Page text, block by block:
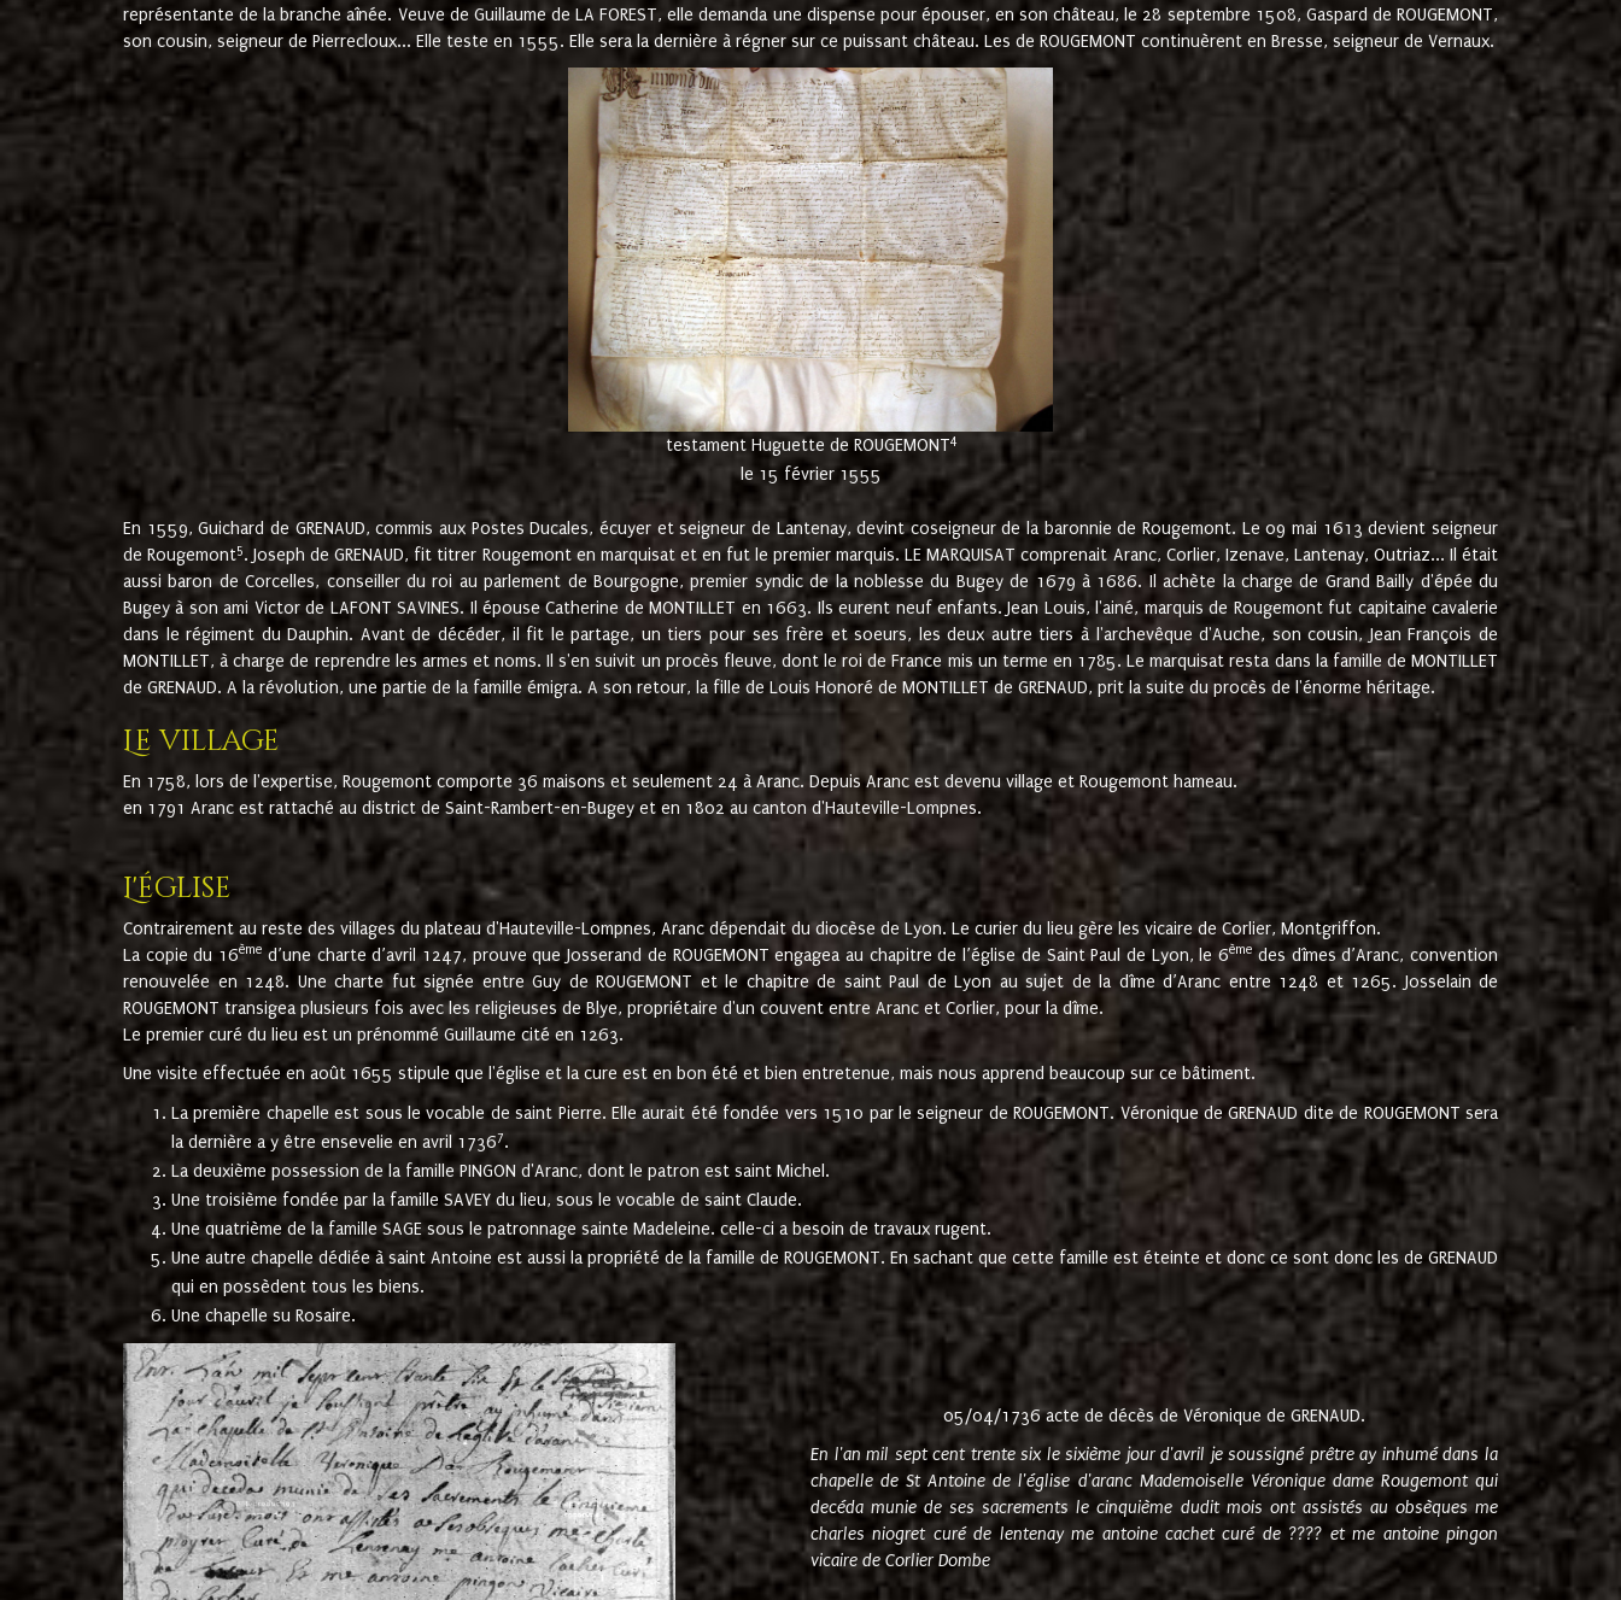
représentante de la branche aînée. Veuve de Guillaume de LA FOREST, elle demanda une dispense pour épouser, en son château, le 28 septembre 1508, Gaspard de ROUGEMONT,
son cousin, seigneur de Pierrecloux... Elle teste en 1555. Elle sera la dernière à régner sur ce puissant château. Les de ROUGEMONT continuèrent en Bresse, seigneur de Vernaux.
testament Huguette de ROUGEMONT4
le 15 février 1555
En 1559, Guichard de GRENAUD, commis aux Postes Ducales, écuyer et seigneur de Lantenay, devint coseigneur de la baronnie de Rougemont. Le 09 mai 1613 devient seigneur
de Rougemont5. Joseph de GRENAUD, fit titrer Rougemont en marquisat et en fut le premier marquis. LE MARQUISAT comprenait Aranc, Corlier, Izenave, Lantenay, Outriaz... Il était
aussi baron de Corcelles, conseiller du roi au parlement de Bourgogne, premier syndic de la noblesse du Bugey de 1679 à 1686. Il achète la charge de Grand Bailly d'épée du
Bugey à son ami Victor de LAFONT SAVINES. Il épouse Catherine de MONTILLET en 1663. Ils eurent neuf enfants. Jean Louis, l'ainé, marquis de Rougemont fut capitaine cavalerie
dans le régiment du Dauphin. Avant de décéder, il fit le partage, un tiers pour ses frère et soeurs, les deux autre tiers à l'archevêque d'Auche, son cousin, Jean François de
MONTILLET, à charge de reprendre les armes et noms. Il s'en suivit un procès fleuve, dont le roi de France mis un terme en 1785. Le marquisat resta dans la famille de MONTILLET
de GRENAUD. A la révolution, une partie de la famille émigra. A son retour, la fille de Louis Honoré de MONTILLET de GRENAUD, prit la suite du procès de l'énorme héritage.
Le village
En 1758, lors de l'expertise, Rougemont comporte 36 maisons et seulement 24 à Aranc. Depuis Aranc est devenu village et Rougemont hameau.
en 1791 Aranc est rattaché au district de Saint-Rambert-en-Bugey et en 1802 au canton d'Hauteville-Lompnes.
L'église
Contrairement au reste des villages du plateau d'Hauteville-Lompnes, Aranc dépendait du diocèse de Lyon. Le curier du lieu gère les vicaire de Corlier, Montgriffon.
La copie du 16ème d’une charte d’avril 1247, prouve que Josserand de ROUGEMONT engagea au chapitre de l’église de Saint Paul de Lyon, le 6ème des dîmes d’Aranc, convention
renouvelée en 1248. Une charte fut signée entre Guy de ROUGEMONT et le chapitre de saint Paul de Lyon au sujet de la dîme d’Aranc entre 1248 et 1265. Josselain de
ROUGEMONT transigea plusieurs fois avec les religieuses de Blye, propriétaire d'un couvent entre Aranc et Corlier, pour la dîme.
Le premier curé du lieu est un prénommé Guillaume cité en 1263.
Une visite effectuée en août 1655 stipule que l'église et la cure est en bon été et bien entretenue, mais nous apprend beaucoup sur ce bâtiment.
La première chapelle est sous le vocable de saint Pierre. Elle aurait été fondée vers 1510 par le seigneur de ROUGEMONT. Véronique de GRENAUD dite de ROUGEMONT sera
la dernière a y être ensevelie en avril 17367.
La deuxième possession de la famille PINGON d'Aranc, dont le patron est saint Michel.
Une troisième fondée par la famille SAVEY du lieu, sous le vocable de saint Claude.
Une quatrième de la famille SAGE sous le patronnage sainte Madeleine. celle-ci a besoin de travaux rugent.
Une autre chapelle dédiée à saint Antoine est aussi la propriété de la famille de ROUGEMONT. En sachant que cette famille est éteinte et donc ce sont donc les de GRENAUD
qui en possèdent tous les biens.
Une chapelle su Rosaire.
05/04/1736 acte de décès de Véronique de GRENAUD.
En l'an mil sept cent trente six le sixième jour d'avril je soussigné prêtre ay inhumé dans la
chapelle de St Antoine de l'église d'aranc Mademoiselle Véronique dame Rougemont qui
decéda munie de ses sacrements le cinquième dudit mois ont assistés au obsèques me
charles niogret curé de lentenay me antoine cachet curé de ???? et me antoine pingon
vicaire de Corlier Dombe